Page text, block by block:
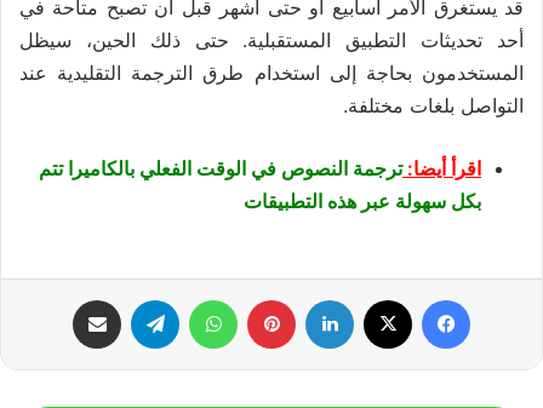
قد يستغرق الأمر أسابيع أو حتى أشهر قبل أن تصبح متاحة في
أحد تحديثات التطبيق المستقبلية. حتى ذلك الحين، سيظل
المستخدمون بحاجة إلى استخدام طرق الترجمة التقليدية عند
التواصل بلغات مختلفة.
اقرأ أيضا:ترجمة النصوص في الوقت الفعلي بالكاميرا تتم
بكل سهولة عبر هذه التطبيقات